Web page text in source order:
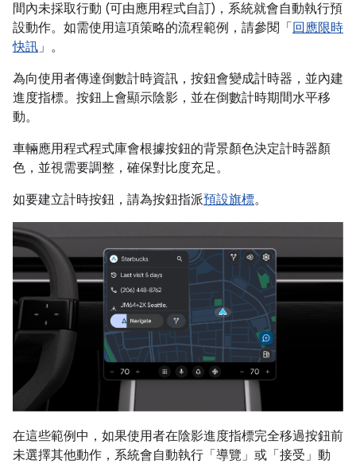
間內未採取行動 (可由應用程式自訂)，系統就會自動執行預
設動作。如需使用這項策略的流程範例，請參閱「 回應限時
快訊」。
為向使用者傳達倒數計時資訊，按鈕會變成計時器，並內建
進度指標。按鈕上會顯示陰影，並在倒數計時期間水平移
動。
車輛應用程式程式庫會根據按鈕的背景顏色決定計時器顏
色，並視需要調整，確保對比度充足。
如要建立計時按鈕，請為按鈕指派預設旗標。
在這些範例中，如果使用者在陰影進度指標完全移過按鈕前
未選擇其他動作，系統會自動執行「導覽」 或「接受」 動